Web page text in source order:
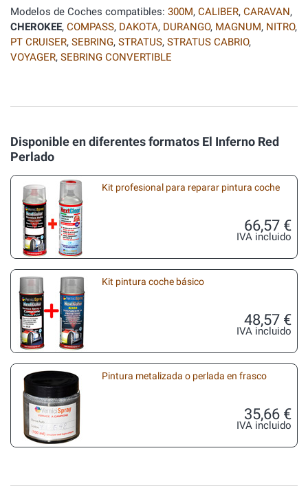
Modelos de Coches compatibles: 300M, CALIBER, CARAVAN,
CHEROKEE, COMPASS, DAKOTA, DURANGO, MAGNUM, NITRO,
PT CRUISER, SEBRING, STRATUS, STRATUS CABRIO,
VOYAGER, SEBRING CONVERTIBLE
Disponible en diferentes formatos El Inferno Red
Perlado
Kit profesional para reparar pintura coche
66,57 €
IVA incluido
Kit pintura coche básico
48,57 €
IVA incluido
Pintura metalizada o perlada en frasco
35,66 €
IVA incluido